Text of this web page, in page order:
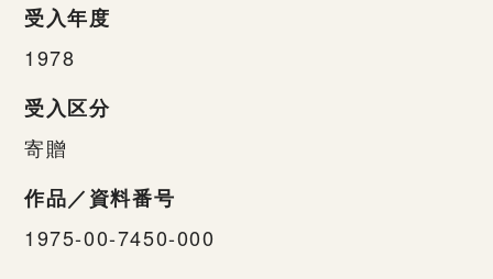
受入年度
1978
受入区分
寄贈
作品／資料番号
1975-00-7450-000